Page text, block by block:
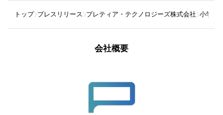
トップ プレスリリース プレティア・テクノロジーズ株式会社 小学館
会社概要